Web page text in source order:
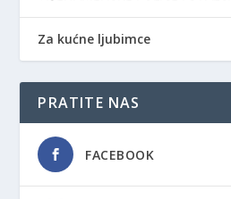
Za kućne ljubimce
PRATITE NAS
FACEBOOK